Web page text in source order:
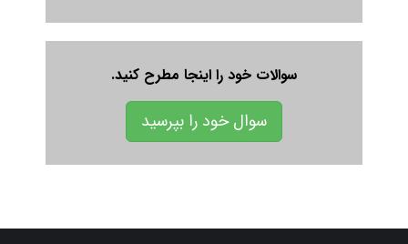
سوالات خود را اینجا مطرح کنید.
سوال خود را بپرسید